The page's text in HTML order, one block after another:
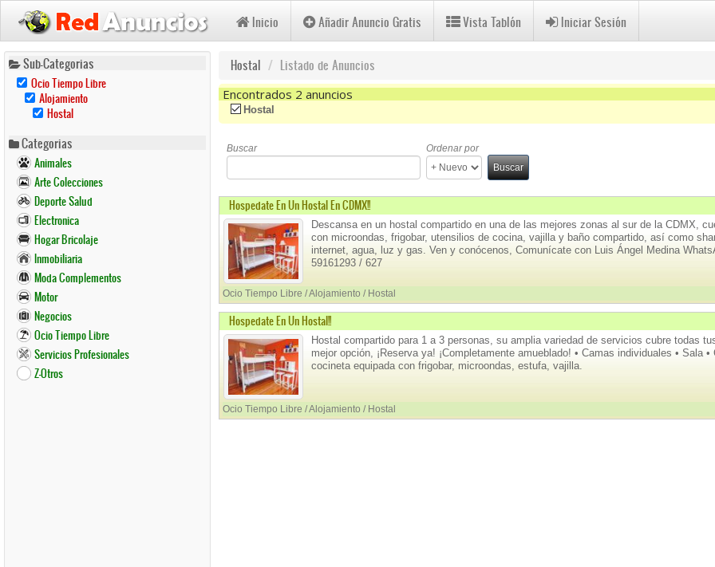
Pasar
contenido
principal
Inicio Añadir Anuncio Gratis Vista Tablón Iniciar Sesión
Sub-Categorias
Remove
Ocio
Tiempo
Libre
Ocio Tiempo Libre
Remove
Alojamiento
Filter
Alojamiento
Remove
Hostal
Hostal
Categorias
Animales
Arte Colecciones
Deporte Salud
Electronica
Hogar Bricolaje
Inmobiliaria
Moda Complementos
Motor
Negocios
Ocio Tiempo Libre
Servicios Profesionales
Z-Otros
Hostal Listado de Anuncios
Encontrados 2 anuncios
(-) Remove Hostal Filter
Hostal
Buscar
Ordenar por
Buscar
Hospedate En Un Hostal En CDMX!!
Descansa en un hostal compartido en una de las mejores zonas al sur de la CDMX,
con microondas, frigobar, utensilios de cocina, vajilla y baño compartido, así como
internet, agua, luz y gas. Ven y conócenos, Comunícate con Luis Ángel Medina
59161293 / 627
Ocio Tiempo Libre / Alojamiento / Hostal
Hospedate En Un Hostal!!
Hostal compartido para 1 a 3 personas, su amplia variedad de servicios cubre todas
mejor opción, ¡Reserva ya! ¡Completamente amueblado! • Camas individuales • Sala •
cocineta equipada con frigobar, microondas, estufa, vajilla.
Ocio Tiempo Libre / Alojamiento / Hostal